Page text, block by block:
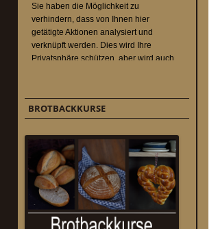
BROTBACKKURSE